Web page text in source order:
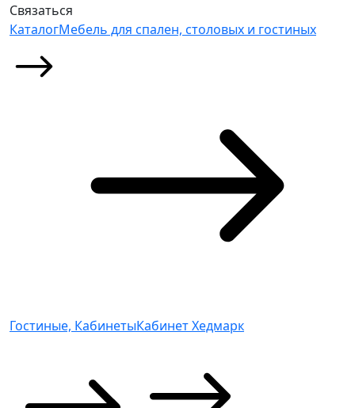
Связаться
КаталогМебель для спален, столовых и гостиных
Гостиные, КабинетыКабинет Хедмарк